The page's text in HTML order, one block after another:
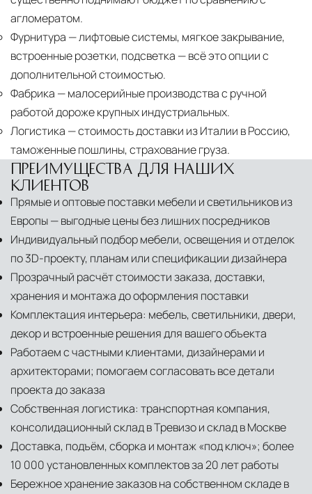
агломератом.
Фурнитура — лифтовые системы, мягкое закрывание,
встроенные розетки, подсветка — всё это опции с
дополнительной стоимостью.
Фабрика — малосерийные производства с ручной
работой дороже крупных индустриальных.
Логистика — стоимость доставки из Италии в Россию,
таможенные пошлины, страхование груза.
ПРЕИМУЩЕСТВА ДЛЯ НАШИХ
КЛИЕНТОВ
Прямые и оптовые поставки мебели и светильников из
Европы — выгодные цены без лишних посредников
Индивидуальный подбор мебели, освещения и отделок
по 3D-проекту, планам или спецификации дизайнера
Прозрачный расчёт стоимости заказа, доставки,
хранения и монтажа до оформления поставки
Комплектация интерьера: мебель, светильники, двери,
декор и встроенные решения для вашего объекта
Работаем с частными клиентами, дизайнерами и
архитекторами; помогаем согласовать все детали
проекта до заказа
Собственная логистика: транспортная компания,
консолидационный склад в Тревизо и склад в Москве
Доставка, подъём, сборка и монтаж «под ключ»; более
10 000 установленных комплектов за 20 лет работы
Бережное хранение заказов на собственном складе в